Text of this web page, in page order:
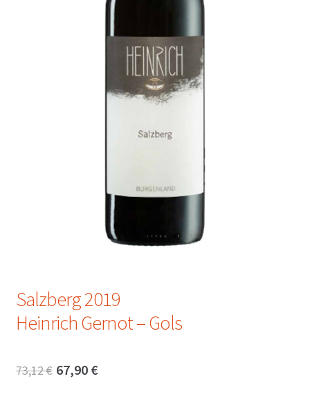
Salzberg 2019
Heinrich Gernot – Gols
73,12€ Ursprünglicher
67,90 €Aktueller